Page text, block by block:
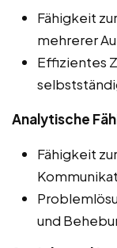
Fähigkeit
mehrerer
Effizientes
Analytische
Fähigkeit
und